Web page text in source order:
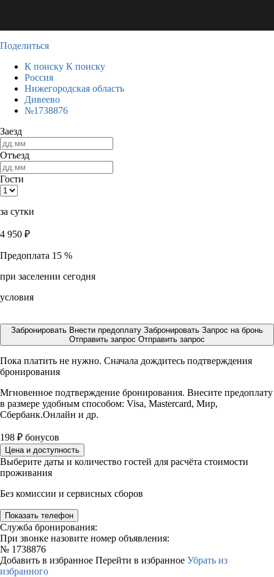
Поделиться
К поиску К поиску
Россия
Нижегородская область
Дивеево
№1738876
Заезд
Отъезд
Гости
за сутки
4 950 ₽
Предоплата 15 %
при заселении сегодня
условия
Забронировать Внести предоплату Забронировать Запрос на бронь
Отправить запрос Отправить запрос
Пока платить не нужно. Сначала дождитесь подтверждения
бронирования
Мгновенное подтверждение бронирования. Внесите предоплату
в размере удобным способом: Visa, Mastercard, Мир,
Сбербанк.Онлайн и др.
198 ₽ бонусов
Цена и доступность
Выберите даты и количество гостей для расчёта стоимости
проживания
Без комиссии и сервисных сборов
Показать телефон
Служба бронирования:
При звонке назовите номер объявления:
№ 1738876
Добавить в избранное Перейти в избранное Убрать из
избранного